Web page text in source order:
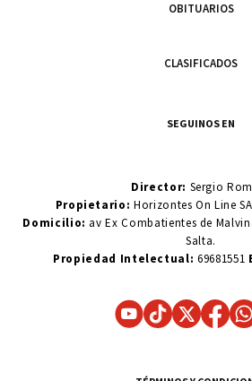
OBITUARIOS
CLASIFICADOS
SEGUINOS EN
Director: Sergio
Propietario:Horizontes On Line
Domicilio: av Ex Combatientes de
Salta.
Propiedad Intelectual: 69681551